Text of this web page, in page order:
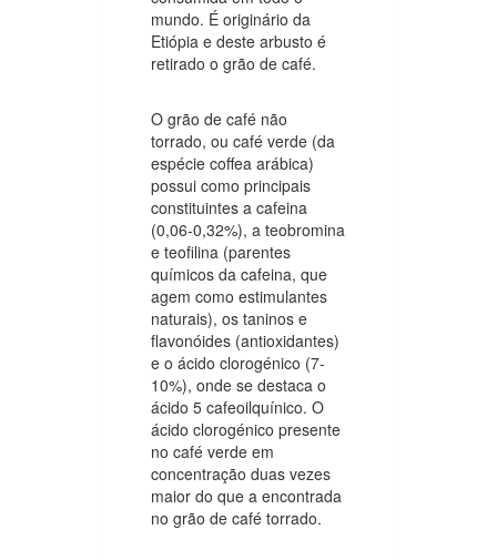
mundo. É originário da
Etiópia e deste arbusto é
retirado o grão de café.
O grão de café não
torrado, ou café verde (da
espécie coffea arábica)
possui como principais
constituintes a cafeina
(0,06-0,32%), a teobromina
e teofilina (parentes
químicos da cafeina, que
agem como estimulantes
naturais), os taninos e
flavonóides (antioxidantes)
e o ácido clorogénico (7-
10%), onde se destaca o
ácido 5 cafeoilquínico. O
ácido clorogénico presente
no café verde em
concentração duas vezes
maior do que a encontrada
no grão de café torrado.